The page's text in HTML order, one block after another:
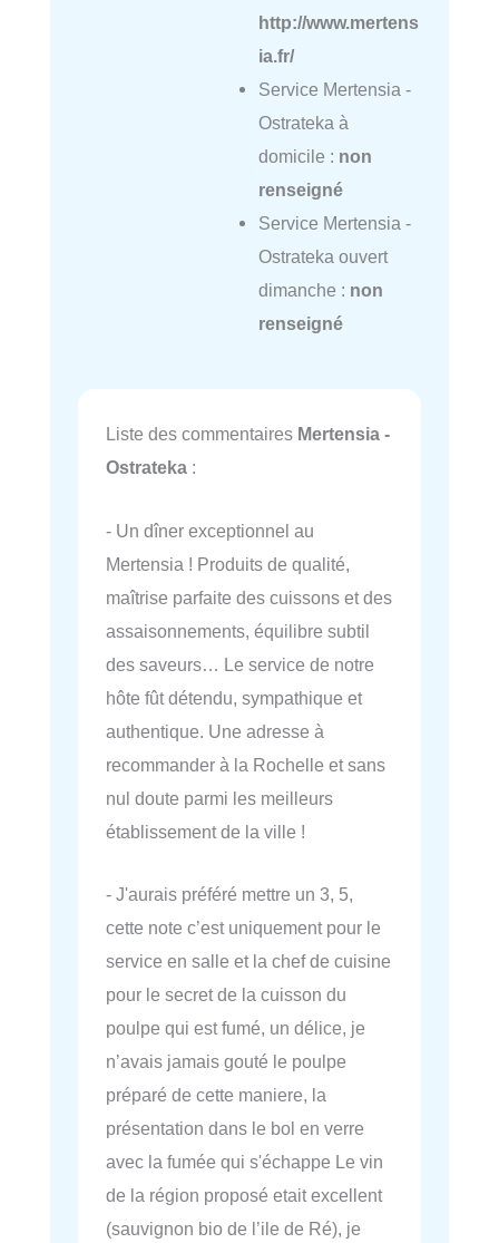
http://www.mertens
ia.fr/
Service Mertensia -
Ostrateka à
domicile : non
renseigné
Service Mertensia -
Ostrateka ouvert
dimanche : non
renseigné
Liste des commentaires Mertensia -
Ostrateka :
- Un dîner exceptionnel au
Mertensia ! Produits de qualité,
maîtrise parfaite des cuissons et des
assaisonnements, équilibre subtil
des saveurs… Le service de notre
hôte fût détendu, sympathique et
authentique. Une adresse à
recommander à la Rochelle et sans
nul doute parmi les meilleurs
établissement de la ville !
- J'aurais préféré mettre un 3, 5,
cette note c’est uniquement pour le
service en salle et la chef de cuisine
pour le secret de la cuisson du
poulpe qui est fumé, un délice, je
n’avais jamais gouté le poulpe
préparé de cette maniere, la
présentation dans le bol en verre
avec la fumée qui s'échappe Le vin
de la région proposé etait excellent
(sauvignon bio de l’ile de Ré), je